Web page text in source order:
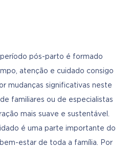
pós-parto é formado
atenção e cuidado consigo
mudanças significativas neste
familiares ou de especialistas
mais suave e sustentável.
é uma parte importante do
estar de toda a família. Por